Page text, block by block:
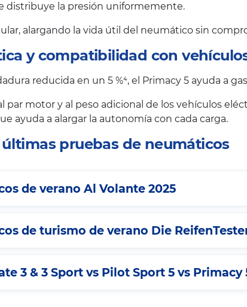
distribuye la presión uniformemente.
alargando la vida útil del neumático sin
y compatibilidad con
reducida en un 5 %⁴, el Primacy 5 ayuda a
par motor y al peso adicional de los vehículos
ayuda a alargar la autonomía con cada carga.
pruebas de neumáticos
de verano Al Volante 2025
de turismo de verano Die
3 & 3 Sport vs Pilot Sport 5 vs Primacy